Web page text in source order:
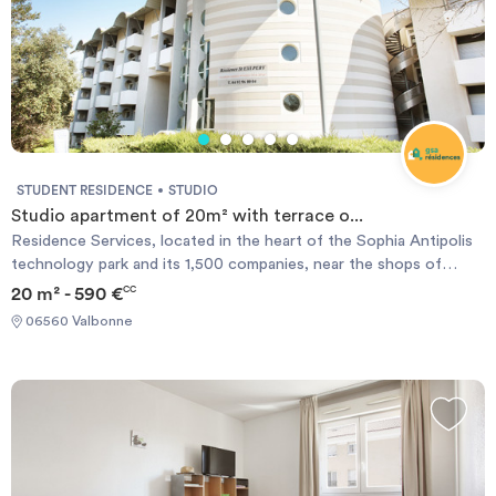
STUDENT RESIDENCE STUDIO
Studio apartment of 20m² with terrace o...
Residence Services, located in the heart of the Sophia Antipolis
technology park and its 1,500 companies, near the shops of
Garbejaire life center and attractions such as the Nautipolis
laboratory analyzes, pharmacy and general practitioners and
schools such as the VIC Idrac, POLYTECH, SKEMA, EURECOM,
IUT, and the new sports center MOURATOGLOU international
Tennisacademy are few minute walk or bus ride from the
20 m² - 590 €CC
06560 Valbonne